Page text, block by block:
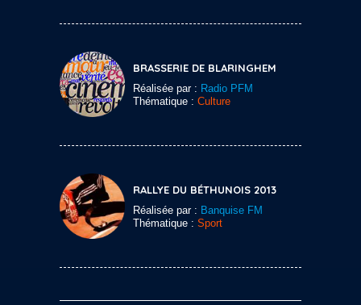
BRASSERIE DE BLARINGHEM
Réalisée par : Radio PFM
Thématique : Culture
RALLYE DU BÉTHUNOIS 2013
Réalisée par : Banquise FM
Thématique : Sport